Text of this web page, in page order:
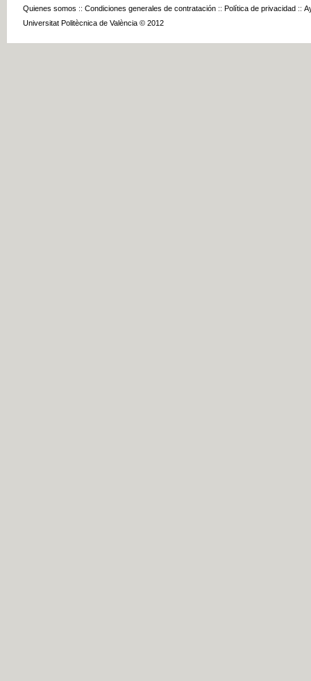
Quienes somos :: Condiciones generales de contratación :: Política de privacidad ::
Universitat Politècnica de València © 2012